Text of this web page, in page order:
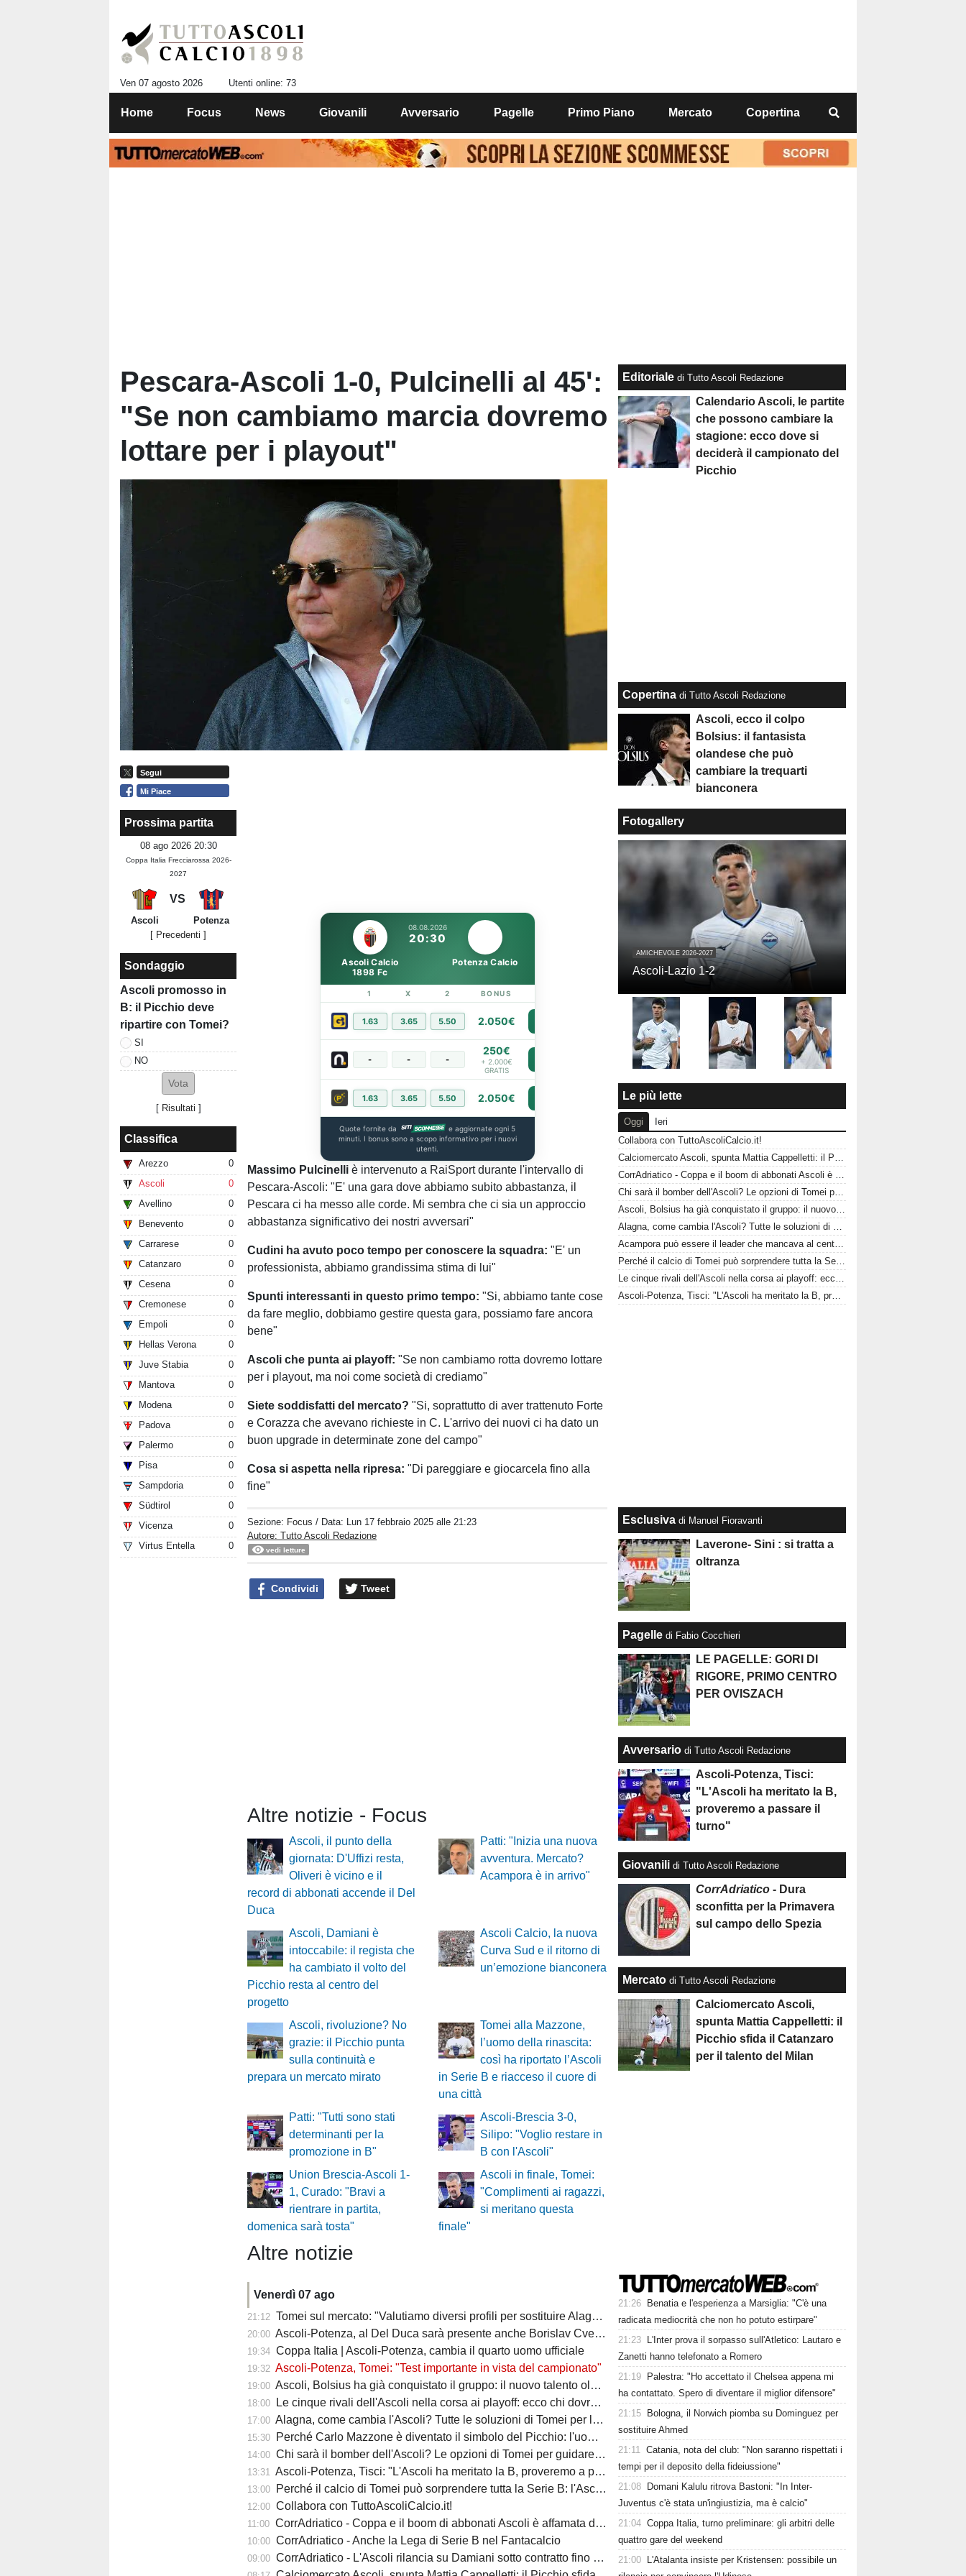
Ven 07 agosto 2026 Utenti online: 73
Home Focus News Giovanili Avversario Pagelle Primo Piano Mercato Copertina
Pescara-Ascoli 1-0, Pulcinelli al 45':
"Se non cambiamo marcia dovremo
lottare per i playout"
Segui
Mi Piace
Prossima partita
08 ago 2026 20:30
Coppa Italia Frecciarossa 2026-
2027
VS
Ascoli
Potenza
[ Precedenti ]
Sondaggio
Ascoli promosso in
B: il Picchio deve
ripartire con Tomei?
SI
NO
[ Risultati ]
Classifica
Arezzo
0
Ascoli
0
Avellino
0
Benevento
0
Carrarese
0
Catanzaro
0
Cesena
0
Cremonese
0
Empoli
0
Hellas Verona
0
Juve Stabia
0
Mantova
0
Modena
0
Padova
0
Palermo
0
Pisa
0
Sampdoria
0
Südtirol
0
Vicenza
0
Virtus Entella
0
08.08.2026
20:30
Ascoli Calcio
1898 Fc
Potenza Calcio
1 X 2 BONUS
1.63 3.65 5.50 2.050€
- - -
250€
+ 2.000€
GRATIS
1.63 3.65 5.50 2.050€
Quote fornite da
e aggiornate ogni 5
minuti. I bonus sono a scopo informativo per i nuovi
utenti.
Massimo Pulcinelli è intervenuto a RaiSport durante l'intervallo di
Pescara-Ascoli: "E' una gara dove abbiamo subito abbastanza, il
Pescara ci ha messo alle corde. Mi sembra che ci sia un approccio
abbastanza significativo dei nostri avversari"
Cudini ha avuto poco tempo per conoscere la squadra: "E' un
professionista, abbiamo grandissima stima di lui"
Spunti interessanti in questo primo tempo: "Si, abbiamo tante cose
da fare meglio, dobbiamo gestire questa gara, possiamo fare ancora
bene"
Ascoli che punta ai playoff:"Se non cambiamo rotta dovremo lottare
per i playout, ma noi come società di crediamo"
Siete soddisfatti del mercato?"Si, soprattutto di aver trattenuto Forte
e Corazza che avevano richieste in C. L'arrivo dei nuovi ci ha dato un
buon upgrade in determinate zone del campo"
Cosa si aspetta nella ripresa:"Di pareggiare e giocarcela fino alla
fine"
Sezione: Focus / Data: Lun 17 febbraio 2025 alle 21:23
Autore: Tutto Ascoli Redazione
vedi letture
Condividi Tweet
Altre notizie - Focus
Ascoli, il punto della
giornata: D'Uffizi resta,
Oliveri è vicino e il
record di abbonati accende il Del
Duca
Patti: "Inizia una nuova
avventura. Mercato?
Acampora è in arrivo"
Ascoli, Damiani è
intoccabile: il regista che
ha cambiato il volto del
Picchio resta al centro del
progetto
Ascoli Calcio, la nuova
Curva Sud e il ritorno di
un’emozione bianconera
Ascoli, rivoluzione? No
grazie: il Picchio punta
sulla continuità e
prepara un mercato mirato
Tomei alla Mazzone,
l’uomo della rinascita:
così ha riportato l’Ascoli
in Serie B e riacceso il cuore di
una città
Patti: "Tutti sono stati
determinanti per la
promozione in B"
Ascoli-Brescia 3-0,
Silipo: "Voglio restare in
B con l'Ascoli"
Union Brescia-Ascoli 1-
1, Curado: "Bravi a
rientrare in partita,
domenica sarà tosta"
Ascoli in finale, Tomei:
"Complimenti ai ragazzi,
si meritano questa
finale"
Altre notizie
Venerdì 07 ago
21:12 Tomei sul mercato: "Valutiamo diversi profili per sostituire Alagna"
20:00 Ascoli-Potenza, al Del Duca sarà presente anche Borislav Cvetković
19:34 Coppa Italia | Ascoli-Potenza, cambia il quarto uomo ufficiale
19:32 Ascoli-Potenza, Tomei: "Test importante in vista del campionato"
19:00 Ascoli, Bolsius ha già conquistato il gruppo: il nuovo talento olandese può essere l'arma in più del Picchio
18:00 Le cinque rivali dell'Ascoli nella corsa ai playoff: ecco chi dovrà battere il Picchio
17:00 Alagna, come cambia l'Ascoli? Tutte le soluzioni di Tomei per la fascia destra
15:30 Perché Carlo Mazzone è diventato il simbolo del Picchio: l'uomo che ha insegnato cosa significa essere ascolani
14:00 Chi sarà il bomber dell'Ascoli? Le opzioni di Tomei per guidare l'attacco del Picchio
13:31 Ascoli-Potenza, Tisci: "L'Ascoli ha meritato la B, proveremo a passare il turno"
13:00 Perché il calcio di Tomei può sorprendere tutta la Serie B: l'Ascoli ha un'identità da protagonista
12:00 Collabora con TuttoAscoliCalcio.it!
11:00 CorrAdriatico - Coppa e il boom di abbonati Ascoli è affamata di calcio
10:00 CorrAdriatico - Anche la Lega di Serie B nel Fantacalcio
09:00 CorrAdriatico - L'Ascoli rilancia su Damiani sotto contratto fino al 2028
Editoriale di Tutto Ascoli Redazione
Calendario Ascoli, le partite
che possono cambiare la
stagione: ecco dove si
deciderà il campionato del
Picchio
Copertina di Tutto Ascoli Redazione
Ascoli, ecco il colpo
Bolsius: il fantasista
olandese che può
cambiare la trequarti
bianconera
Fotogallery
AMICHEVOLE 2026-2027
Ascoli-Lazio 1-2
Le più lette
Oggi
Ieri
Collabora con TuttoAscoliCalcio.it!
Calciomercato Ascoli, spunta Mattia Cappelletti: il Picchio sfida il Catanzaro per il talento del Milan
CorrAdriatico - Coppa e il boom di abbonati Ascoli è affamata di calcio
Chi sarà il bomber dell'Ascoli? Le opzioni di Tomei per guidare l'attacco del Picchio
Ascoli, Bolsius ha già conquistato il gruppo: il nuovo talento olandese può essere l'arma in più del Picchio
Alagna, come cambia l'Ascoli? Tutte le soluzioni di Tomei per la fascia destra
Acampora può essere il leader che mancava al centrocampo? L'Ascoli punta sulla sua esperienza
Perché il calcio di Tomei può sorprendere tutta la Serie B: l'Ascoli ha un'identità da protagonista
Le cinque rivali dell'Ascoli nella corsa ai playoff: ecco chi dovrà battere il Picchio
Ascoli-Potenza, Tisci: "L'Ascoli ha meritato la B, proveremo a passare il turno"
Esclusiva di Manuel Fioravanti
Laverone- Sini : si tratta a
oltranza
Pagelle di Fabio Cocchieri
LE PAGELLE: GORI DI
RIGORE, PRIMO CENTRO
PER OVISZACH
Avversario di Tutto Ascoli Redazione
Ascoli-Potenza, Tisci:
"L'Ascoli ha meritato la B,
proveremo a passare il
turno"
Giovanili di Tutto Ascoli Redazione
CorrAdriatico - Dura
sconfitta per la Primavera
sul campo dello Spezia
Mercato di Tutto Ascoli Redazione
Calciomercato Ascoli,
spunta Mattia Cappelletti: il
Picchio sfida il Catanzaro
per il talento del Milan
21:26
Benatia e l'esperienza a Marsiglia: "C'è una
radicata mediocrità che non ho potuto estirpare"
21:23
L'Inter prova il sorpasso sull'Atletico: Lautaro e
Zanetti hanno telefonato a Romero
21:19
Palestra: "Ho accettato il Chelsea appena mi
ha contattato. Spero di diventare il miglior difensore"
21:15
Bologna, il Norwich piomba su Dominguez per
sostituire Ahmed
21:11 Catania, nota del club: "Non saranno rispettati i
tempi per il deposito della fideiussione"
21:08
Domani Kalulu ritrova Bastoni: "In Inter-
Juventus c'è stata un'ingiustizia, ma è calcio"
21:04 Coppa Italia, turno preliminare: gli arbitri delle
quattro gare del weekend
21:00
L'Atalanta insiste per Kristensen: possibile un